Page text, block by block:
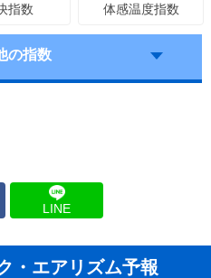
指数 体感温度指数
の指数
LINE
・エアリズム予報